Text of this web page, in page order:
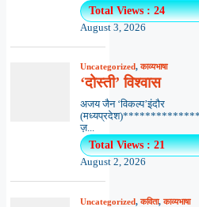
Total Views : 24
August 3, 2026
Uncategorized,काव्यभाषा
‘दोस्ती’ विश्वास
अजय जैन ‘विकल्प’इंदौर
ज़...
Total Views : 21
August 2, 2026
Uncategorized,कविता,काव्यभाषा